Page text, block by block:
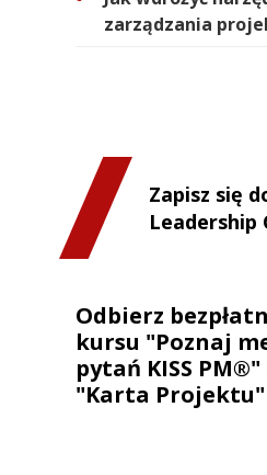
zarządzania
Zapisz się
Leadership
Odbierz
kursu "Poznaj
pytań KISS
"Karta Projektu"